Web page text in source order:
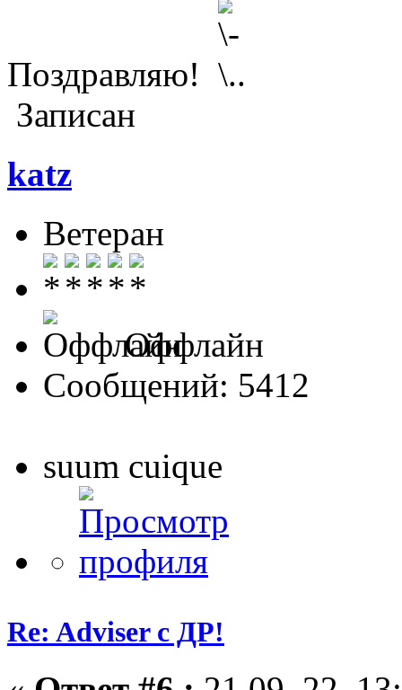
Поздравляю!
Записан
katz
Ветеран
Оффлайн
Сообщений: 5412
suum cuique
Re: Adviser с ДР!